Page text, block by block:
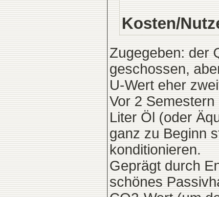
Kosten/
Zugegeben: der
geschossen,
U-Wert eher
Vor 2
Liter Öl (oder
ganz zu Beginn
konditionieren.
Geprägt durch
schönes